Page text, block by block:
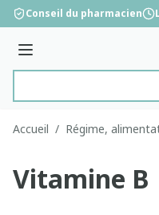
Aller au contenu
Conseil du pharmacien
Menu
Accueil / Régime,
Vitamine B